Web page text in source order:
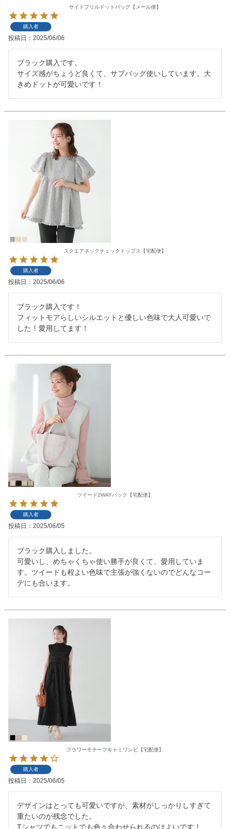
サイドフリルドットバッグ【メール便】
購入者
投稿日 2025/06/06
ブラック購入です。
サイズ感がちょうど良くて、サブバッグ使いしています。大
きめドットが可愛いです！
スクエアネックチェックトップス【宅配便】
購入者
投稿日 2025/06/06
ブラック購入です！
フィットモアらしいシルエットと優しい色味で大人可愛いで
した！愛用してます！
ツイード2WAYバック【宅配便】
購入者
投稿日 2025/06/05
ブラック購入しました。
可愛いし、めちゃくちゃ使い勝手が良くて、愛用していま
す。ツイードも程よい色味で主張が強くないのでどんなコー
デにも合います。
フラワーモチーフキャミワンピ【宅配便】
購入者
投稿日 2025/06/05
デザインはとっても可愛いですが、素材がしっかりしすぎて
重たいのが残念でした。
Tシャツでもニットでも色々合わせられるのはよいです！